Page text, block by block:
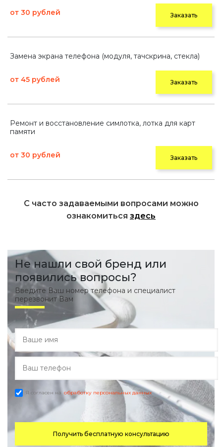
от 30 рублей Заказать
Замена экрана телефона (модуля, тачскрина, стекла)
от 45 рублей Заказать
Ремонт и восстановление симлотка, лотка для карт
памяти
от 30 рублей Заказать
С часто задаваемыми вопросами можно
ознакомиться здесь
Не нашли свой бренд или
появились вопросы?
Введите Ваш номер телефона и специалист
перезвонит Вам
Я согласен на обработку персональных данных
Получить бесплатную консультацию